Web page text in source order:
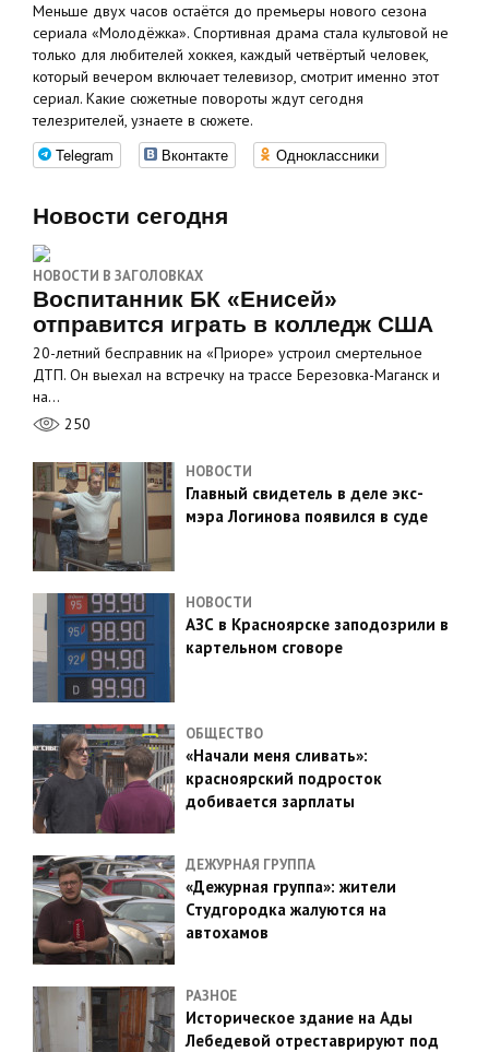
Меньше двух часов остаётся до премьеры нового сезона
сериала «Молодёжка». Спортивная драма стала культовой не
только для любителей хоккея, каждый четвёртый человек,
который вечером включает телевизор, смотрит именно этот
сериал. Какие сюжетные повороты ждут сегодня
телезрителей, узнаете в сюжете.
Telegram Вконтакте Одноклассники
Новости сегодня
НОВОСТИ В ЗАГОЛОВКАХ
Воспитанник БК «Енисей»
отправится играть в колледж США
20-летний бесправник на «Приоре» устроил смертельное
ДТП. Он выехал на встречку на трассе Березовка-Маганск и
на…
250
НОВОСТИ
Главный свидетель в деле экс-
мэра Логинова появился в суде
НОВОСТИ
АЗС в Красноярске заподозрили в
картельном сговоре
ОБЩЕСТВО
«Начали меня сливать»:
красноярский подросток
добивается зарплаты
ДЕЖУРНАЯ ГРУППА
«Дежурная группа»: жители
Студгородка жалуются на
автохамов
РАЗНОЕ
Историческое здание на Ады
Лебедевой отреставрируют под